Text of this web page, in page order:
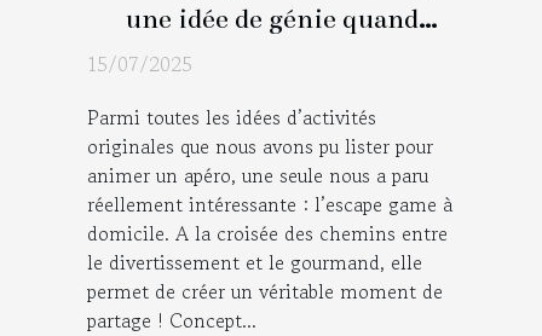
une idée de génie quand
sonne l’heure de l’apéro !
15/07/2025
Parmi toutes les idées d’activités
originales que nous avons pu lister pour
animer un apéro, une seule nous a paru
réellement intéressante : l’escape game à
domicile. A la croisée des chemins entre
le divertissement et le gourmand, elle
permet de créer un véritable moment de
partage ! Concept...